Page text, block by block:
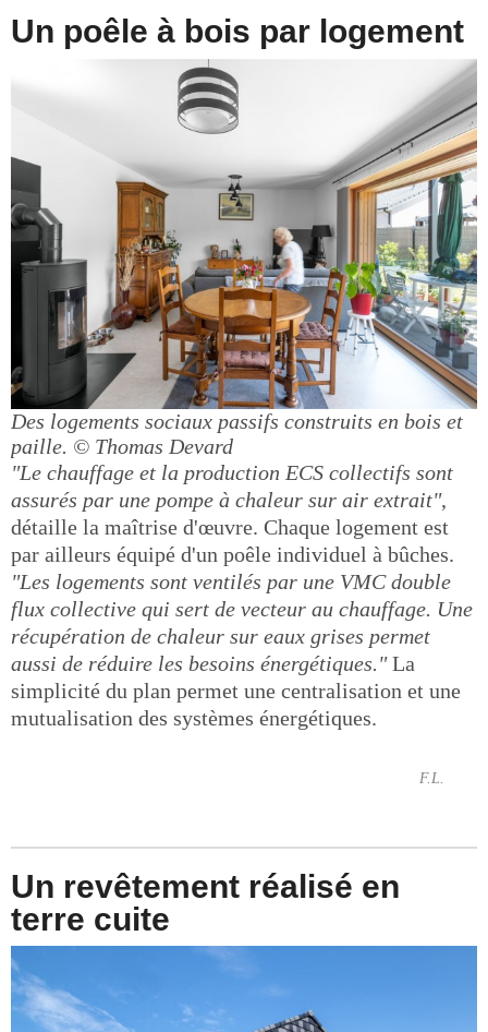
Un poêle à bois par logement
Des logements sociaux passifs construits en bois et
paille. © Thomas Devard
"Le chauffage et la production ECS collectifs sont
assurés par une pompe à chaleur sur air extrait",
détaille la maîtrise d'œuvre. Chaque logement est
par ailleurs équipé d'un poêle individuel à bûches.
"Les logements sont ventilés par une VMC double
flux collective qui sert de vecteur au chauffage. Une
récupération de chaleur sur eaux grises permet
aussi de réduire les besoins énergétiques."La
simplicité du plan permet une centralisation et une
mutualisation des systèmes énergétiques.
F.L.
Un revêtement réalisé en
terre cuite